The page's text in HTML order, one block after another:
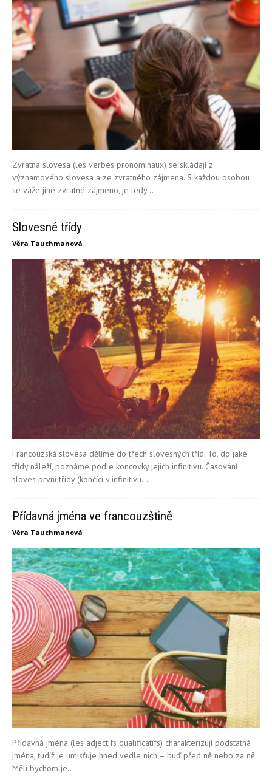
Zvratná slovesa (les verbes pronominaux) se skládají z
významového slovesa a ze zvratného zájmena. S každou osobou
se váže jiné zvratné zájmeno, je tedy...
Slovesné třídy
Věra Tauchmanová
Francouzská slovesa dělíme do třech slovesných tříd. To, do jaké
třídy náleží, poznáme podle koncovky jejich infinitivu. Časování
sloves první třídy (končící v infinitivu...
Přídavná jména ve francouzštině
Věra Tauchmanová
Přídavná jména (les adjectifs qualificatifs) charakterizují podstatná
jména, tudíž je umisťuje hned vedle nich – buď před ně nebo za ně.
Měli bychom je...